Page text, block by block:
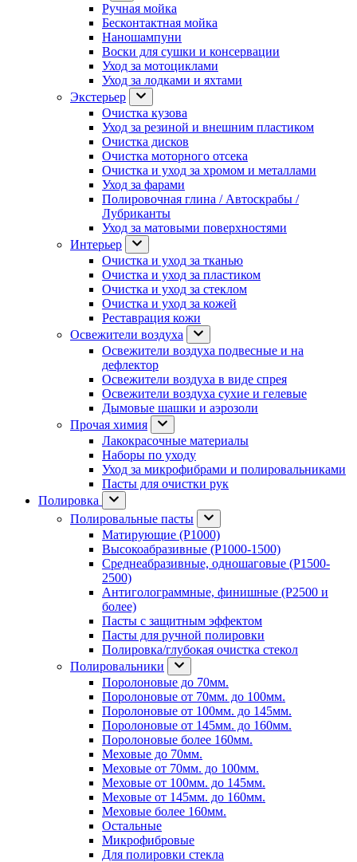
Ручная мойка
Бесконтактная мойка
Наношампуни
Воски для сушки и консервации
Уход за мотоциклами
Уход за лодками и яхтами
Экстерьер
Очистка кузова
Уход за резиной и внешним пластиком
Очистка дисков
Очистка моторного отсека
Очистка и уход за хромом и металлами
Уход за фарами
Полировочная глина / Автоскрабы /
Лубриканты
Уход за матовыми поверхностями
Интерьер
Очистка и уход за тканью
Очистка и уход за пластиком
Очистка и уход за стеклом
Очистка и уход за кожей
Реставрация кожи
Освежители воздуха
Освежители воздуха подвесные и на
дефлектор
Освежители воздуха в виде спрея
Освежители воздуха сухие и гелевые
Дымовые шашки и аэрозоли
Прочая химия
Лакокрасочные материалы
Наборы по уходу
Уход за микрофибрами и полировальниками
Пасты для очистки рук
Полировка
Полировальные пасты
Матирующие (P1000)
Высокоабразивные (P1000-1500)
Среднеабразивные, одношаговые (P1500-
2500)
Антиголограммные, финишные (P2500 и
более)
Пасты с защитным эффектом
Пасты для ручной полировки
Полировка/глубокая очистка стекол
Полировальники
Поролоновые до 70мм.
Поролоновые от 70мм. до 100мм.
Поролоновые от 100мм. до 145мм.
Поролоновые от 145мм. до 160мм.
Поролоновые более 160мм.
Меховые до 70мм.
Меховые от 70мм. до 100мм.
Меховые от 100мм. до 145мм.
Меховые от 145мм. до 160мм.
Меховые более 160мм.
Остальные
Микрофибровые
Для полировки стекла